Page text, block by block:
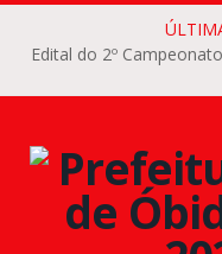
Edital do 2º